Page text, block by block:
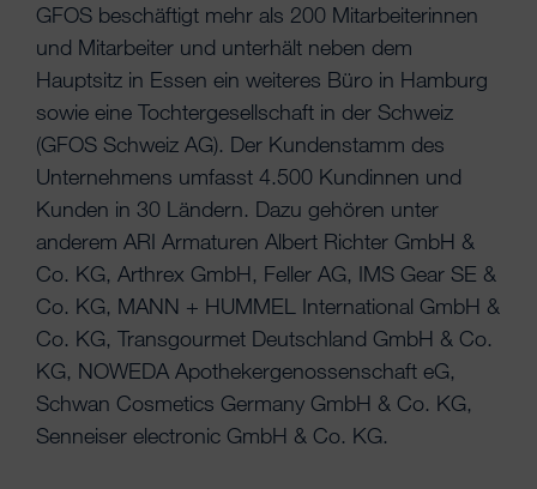
GFOS beschäftigt mehr als 200 Mitarbeiterinnen
und Mitarbeiter und unterhält neben dem
Hauptsitz in Essen ein weiteres Büro in Hamburg
sowie eine Tochtergesellschaft in der Schweiz
(GFOS Schweiz AG). Der Kundenstamm des
Unternehmens umfasst 4.500 Kundinnen und
Kunden in 30 Ländern. Dazu gehören unter
anderem ARI Armaturen Albert Richter GmbH &
Co. KG, Arthrex GmbH, Feller AG, IMS Gear SE &
Co. KG, MANN + HUMMEL International GmbH &
Co. KG, Transgourmet Deutschland GmbH & Co.
KG, NOWEDA Apothekergenossenschaft eG,
Schwan Cosmetics Germany GmbH & Co. KG,
Senneiser electronic GmbH & Co. KG.